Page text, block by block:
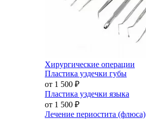
Хирургические операции
Пластика уздечки губы
от 1 500 ₽
Пластика уздечки языка
от 1 500 ₽
Лечение периостита (флюса)